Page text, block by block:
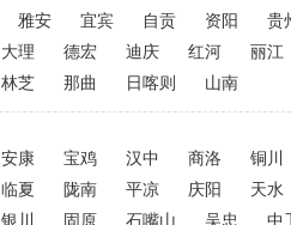
雅安 宜宾 自贡 资阳
贵
大理 德宏 迪庆 红河
丽江
林芝 那曲 日喀则 山南
安康 宝鸡 汉中 商洛
铜川
临夏 陇南 平凉 庆阳
天水
银川 固原 石嘴山 吴忠 中